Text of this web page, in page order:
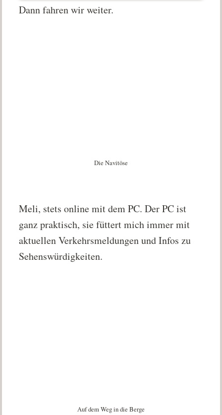
Dann fahren wir weiter.
Die Navitöse
Meli, stets online mit dem PC. Der PC ist
ganz praktisch, sie füttert mich immer mit
aktuellen Verkehrsmeldungen und Infos zu
Sehenswürdigkeiten.
Auf dem Weg in die Berge